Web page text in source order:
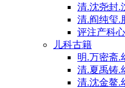
清.沈尧封.
清.阎纯玺.
评注产科
儿科古籍
明.万密斋.
清.夏禹铸.
清.沈金鳌.